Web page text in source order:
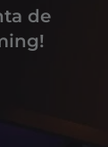
de